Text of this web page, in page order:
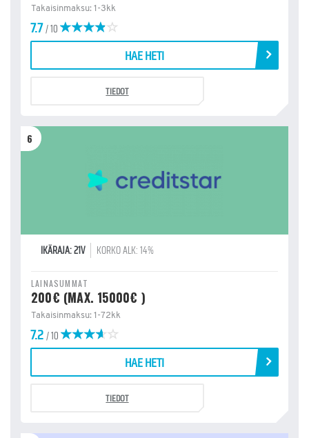
Takaisinmaksu: 1-3kk
7.7/ 10
HAE HETI
TIEDOT
6
IKÄRAJA: 21V KORKO ALK: 14%
LAINASUMMAT
200€ (MAX. 15000€ )
Takaisinmaksu: 1-72kk
7.2/ 10
HAE HETI
TIEDOT